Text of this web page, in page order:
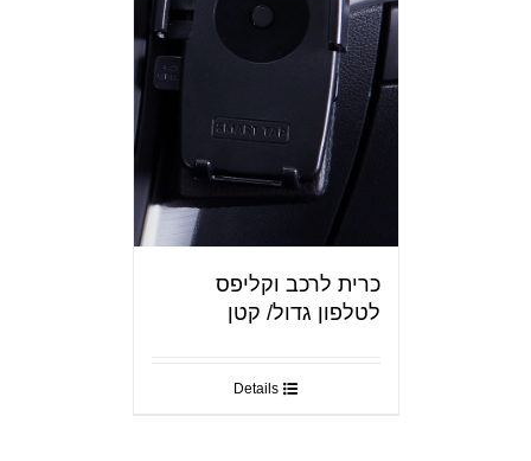
כרית לרכב וקליפס
לטלפון גדול/ קטן
Details